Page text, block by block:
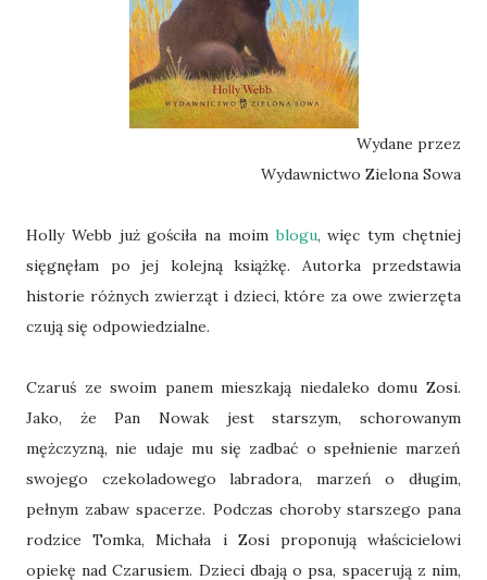
Wydane przez
Wydawnictwo Zielona Sowa
Holly Webb już gościła na moimblogu, więc tym chętniej
sięgnęłam po jej kolejną książkę. Autorka przedstawia
historie różnych zwierząt i dzieci, które za owe zwierzęta
czują się odpowiedzialne.
Czaruś ze swoim panem mieszkają niedaleko domu Zosi.
Jako, że Pan Nowak jest starszym, schorowanym
mężczyzną, nie udaje mu się zadbać o spełnienie marzeń
swojego czekoladowego labradora, marzeń o długim,
pełnym zabaw spacerze. Podczas choroby starszego pana
rodzice Tomka, Michała i Zosi proponują właścicielowi
opiekę nad Czarusiem. Dzieci dbają o psa, spacerują z nim,